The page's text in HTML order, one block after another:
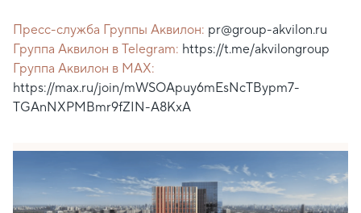
Пресс-служба Группы Аквилон: pr@group-akvilon.ru
Группа Аквилон в Telegram: https://t.me/akvilongroup
Группа Аквилон в MAX:
https://max.ru/join/mWSOApuy6mEsNcTBypm7-
TGAnNXPMBmr9fZIN-A8KxA